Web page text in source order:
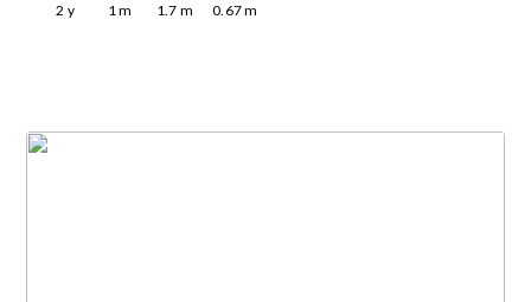
2 y 1m 1.7 m 0.67m